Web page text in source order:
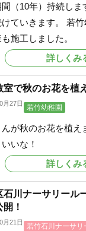
間（10年）持続し
ていきます。 若
も施工しました。
詳しくみ
室で秋のお花を植
月27日 若竹幼稚園
が秋のお花を植え
いな！
詳しくみ
石川ナーサリー
開！
月21日 若竹石川ナーサリ